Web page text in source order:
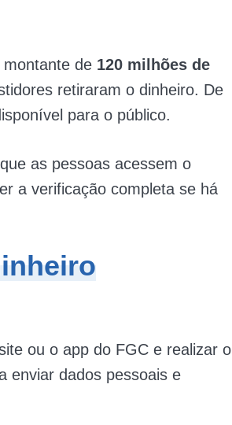
de 120 milhões de
retiraram o dinheiro. De
para o público.
as pessoas acessem o
a verificação completa se há
ou o app do FGC e realizar o
enviar dados pessoais e